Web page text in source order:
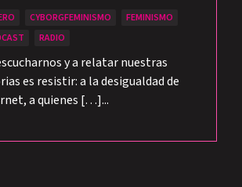
CYBORGFEMINISMO
FEMINISMO
RADIO
y a relatar nuestras
es resistir: a la desigualdad de
a quienes […]...